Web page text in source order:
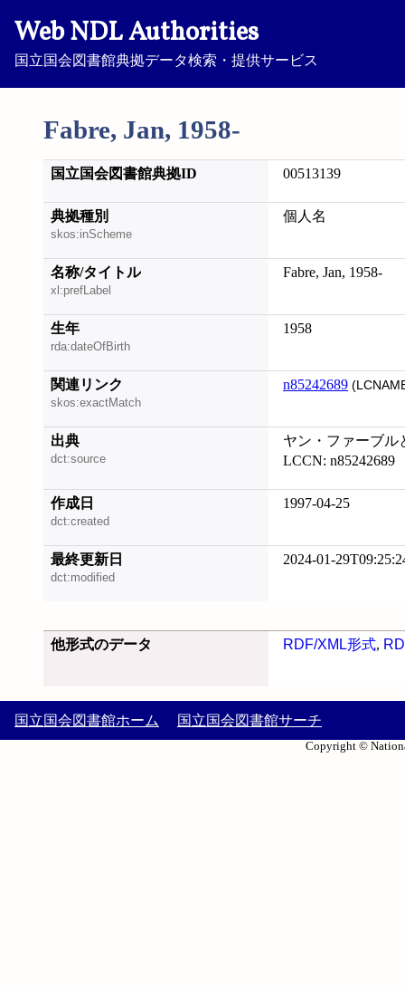
Web NDL Authorities
国立国会図書館典拠データ検索・提供サービス
Fabre, Jan, 1958-
国立国会図書館典拠ID 00513139
典拠種別
skos:inScheme
個人名
名称/タイトル
xl:prefLabel
Fabre, Jan, 1958-
生年
rda:dateOfBirth
1958
関連リンク
skos:exactMatch
n85242689
出典
dct:source
ヤン・ファーブル
LCCN: n85242689
作成日
dct:created
1997-04-25
最終更新日
dct:modified
2024-01-
他形式のデータ RDF/XML形式,
国立国会図書館ホーム 国立国会図書館サーチ
Copyright ©